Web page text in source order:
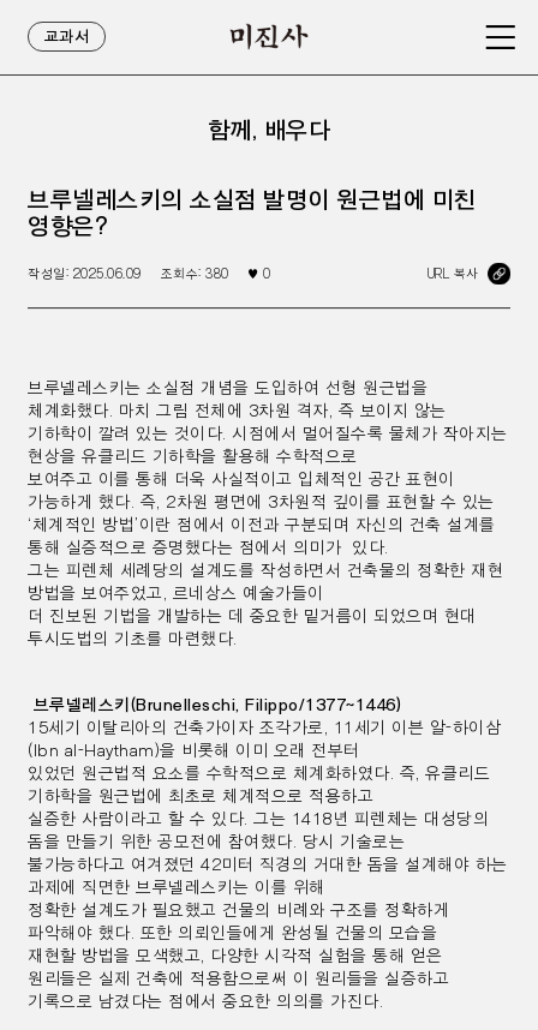
교과서
함께, 배우다
브루넬레스키의 소실점 발명이 원근법에 미친
영향은?
작성일: 2025.06.09 조회수:380 ♥0 URL 복사
브루넬레스키는 소실점 개념을 도입하여 선형 원근법을
체계화했다. 마치 그림 전체에 3차원 격자, 즉 보이지 않는
기하학이 깔려 있는 것이다. 시점에서 멀어질수록 물체가 작아지는
현상을 유클리드 기하학을 활용해수학적으로
보여주고 이를 통해 더욱 사실적이고 입체적인 공간 표현이
가능하게 했다. 즉, 2차원 평면에 3차원적 깊이를 표현할 수 있는
‘체계적인 방법’이란 점에서 이전과 구분되며 자신의 건축 설계를
통해 실증적으로 증명했다는 점에서 의미가 있다.
그는 피렌체 세례당의 설계도를 작성하면서 건축물의 정확한 재현
방법을 보여주었고, 르네상스 예술가들이
더 진보된 기법을 개발하는 데 중요한 밑거름이 되었으며 현대
투시도법의 기초를 마련했다.
브루넬레스키(Brunelleschi, Filippo/1377~1446)
15세기 이탈리아의 건축가이자 조각가로, 11세기 이븐 알-하이삼
(Ibn al-Haytham)을 비롯해 이미 오래 전부터
있었던 원근법적 요소를 수학적으로 체계화하였다. 즉, 유클리드
기하학을 원근법에 최초로 체계적으로 적용하고
실증한 사람이라고 할 수 있다. 그는 1418년 피렌체는 대성당의
돔을 만들기 위한 공모전에 참여했다. 당시 기술로는
불가능하다고 여겨졌던 42미터 직경의 거대한 돔을 설계해야 하는
과제에 직면한 브루넬레스키는 이를 위해
정확한 설계도가 필요했고 건물의 비례와 구조를 정확하게
파악해야 했다. 또한 의뢰인들에게 완성될 건물의 모습을
재현할 방법을 모색했고, 다양한 시각적 실험을 통해 얻은
원리들은 실제 건축에 적용함으로써 이 원리들을 실증하고
기록으로 남겼다는 점에서 중요한 의의를 가진다.